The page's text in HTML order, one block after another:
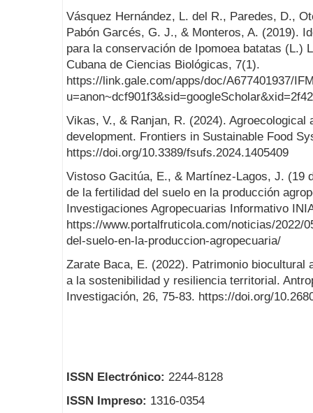
Vásquez Hernández, L. del R., Paredes, D.,
Pabón Garcés, G. J., & Monteros, A. (2019).
para la conservación de Ipomoea batatas (L.)
Cubana de Ciencias Biológicas, 7(1).
https://link.gale.com/apps/doc/A677401937/
Vikas, V., & Ranjan, R. (2024). Agroecological
development. Frontiers in Sustainable Food
https://doi.org/10.3389/fsufs.2024.1405409
Vistoso Gacitúa, E., & Martínez-Lagos, J. (19
de la fertilidad del suelo en la producción
Investigaciones Agropecuarias Informativo
https://www.portalfruticola.com/noticias/2022/
del-suelo-en-la-produccion-agropecuaria/
Zarate Baca, E. (2022). Patrimonio biocultural
a la sostenibilidad y resiliencia territorial.
Investigación, 26, 75-83. https://doi.org/
ISSN Electrónico: 2244-8128
ISSN Impreso: 1316-0354